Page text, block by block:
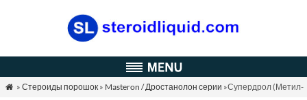
 » Стероиды порошок» Masteron / Дростанолон серии »Супердрол (Метил-